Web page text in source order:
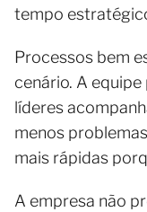
tempo
Processos bem
cenário. A
líderes
menos
mais rápidas
A empresa não